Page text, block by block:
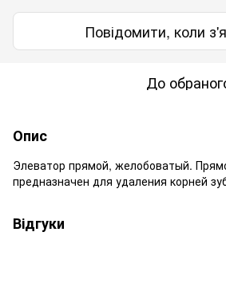
Повідомити, коли
До
Опис
Элеватор прямой, желобоватый.
предназначен для удаления корней
Відгуки